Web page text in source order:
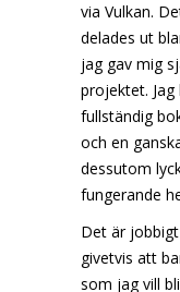
via Vulkan.
delades ut
jag gav mig
projektet.
fullständig
och en
dessutom
fungerande
Det är
givetvis att
som jag vill